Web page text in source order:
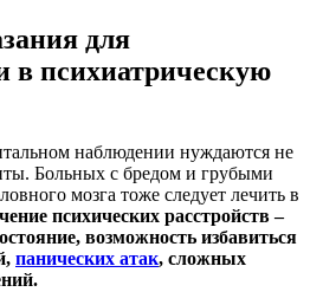
для
в психиатрическую
наблюдении нуждаются не
Больных с бредом и грубыми
мозга тоже следует лечить в
психических расстройств –
возможность избавиться
панических атак, сложных